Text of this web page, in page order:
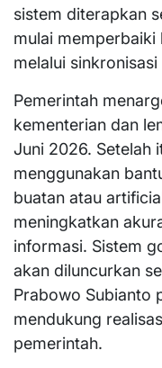
sistem diterapkan
mulai
melalui
Pemerintah
kementerian dan
Juni 2026. Setelah
menggunakan
buatan atau
meningkatkan
informasi. Sistem
akan diluncurkan
Prabowo Subianto
mendukung
pemerintah.